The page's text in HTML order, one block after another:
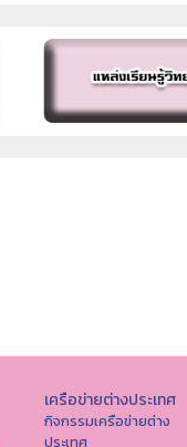
เครือข่ายต่างประเทศ
กิจกรรมเครือข่ายต่าง
ประเทศ